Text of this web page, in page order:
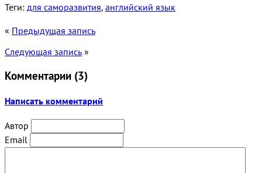
Теги: для саморазвития, английский язык
« Предыдущая запись
Следующая запись »
Комментарии (3)
Написать комментарий
Автор
Email